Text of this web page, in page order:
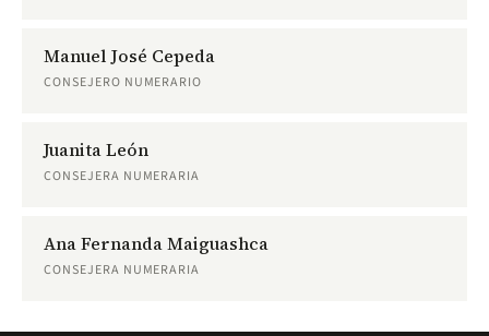
Manuel José Cepeda
CONSEJERO NUMERARIO
Juanita León
CONSEJERA NUMERARIA
Ana Fernanda Maiguashca
CONSEJERA NUMERARIA